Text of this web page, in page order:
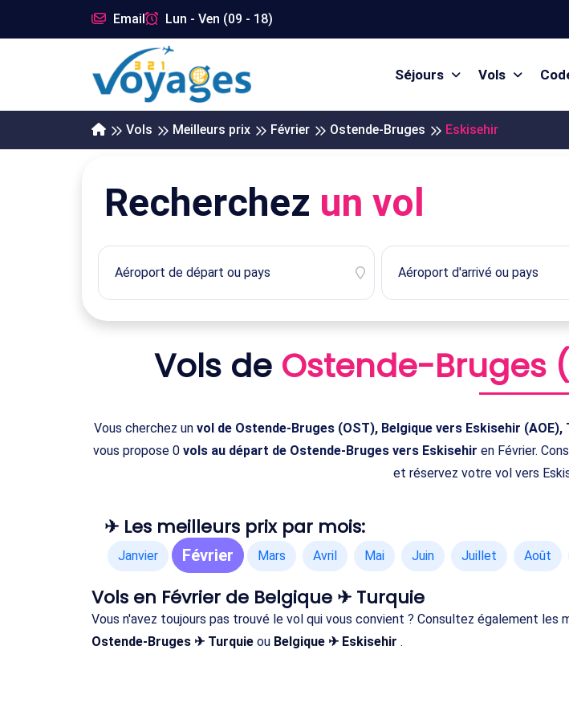
Email Lun - Ven (09 - 18)
Séjours Vols
Vols Meilleurs prix Février Ostende-Bruges Eskisehir
Recherchez un vol
Vols de Ostende-Bruges
Vous cherchez un vol de Ostende-Bruges (OST), Belgique vers Eskisehir (AOE),
vous propose 0 vols au départ de Ostende-Bruges vers Eskisehir en Février.
et réservez votre vol vers
✈ Les meilleurs prix par mois:
Janvier Février Mars Avril Mai Juin Juillet Août
Vols en Février de Belgique ✈ Turquie
Vous n'avez toujours pas trouvé le vol qui vous convient ? Consultez également les
Ostende-Bruges ✈ Turquie ou Belgique ✈ Eskisehir .